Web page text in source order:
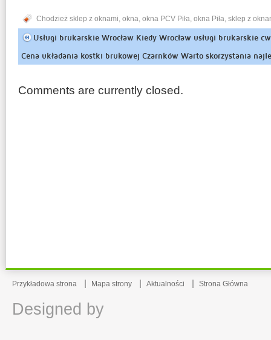
Chodzież sklep z oknami, okna, okna PCV Piła, okna Piła, sklep z
Usługi brukarskie Wrocław Kiedy Wrocław usługi brukarskie
Cena układania kostki brukowej Czarnków Warto skorzystania
granitową w Czarnkowie łuszczyłabym
Comments are currently closed.
Przykładowa strona Mapa strony Aktualności Strona Główna
Designed by